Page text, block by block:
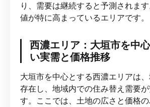
り、需要は継続すると予測されま
値が特に高まっているエリアです。
西濃エリア：大垣市を中
い実需と価格推移
大垣市を中心とする西濃エリアは
存在し、地域内での住み替え需要
す。ここでは、土地の広さと価格